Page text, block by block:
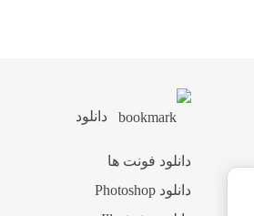
دانلود
دانلود فونت ها
دانلود Photoshop